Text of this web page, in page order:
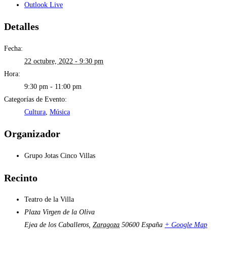
Outlook Live
Detalles
Fecha:
22 octubre, 2022 - 9:30 pm
Hora:
9:30 pm - 11:00 pm
Categorías de Evento:
Cultura Música
Organizador
Grupo Jotas Cinco Villas
Recinto
Teatro de la Villa
Plaza Virgen de la Oliva
Ejea de los Caballeros, Zaragoza 50600 España + Google Map